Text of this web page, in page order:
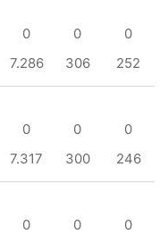
0 0
0
7.286 306 252
0 0
0
7.317 300 246
0 0
0